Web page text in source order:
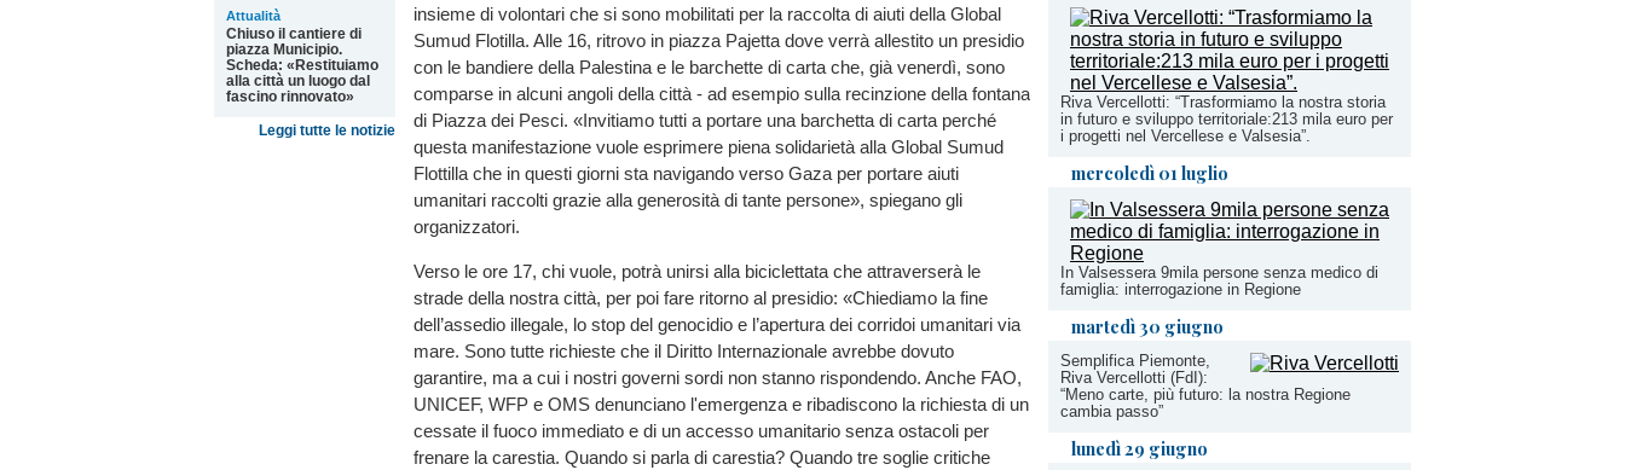
Riva Vercellotti: “Trasformiamo la nostra storia
in futuro e sviluppo territoriale:213 mila euro per
i progetti nel Vercellese e Valsesia”.
mercoledì 01 luglio
In Valsessera 9mila persone senza medico di
famiglia: interrogazione in Regione
martedì 30 giugno
Semplifica Piemonte,
Riva Vercellotti (FdI):
“Meno carte, più futuro: la nostra Regione
cambia passo”
lunedì 29 giugno
Attualità
Chiuso il cantiere di
piazza Municipio.
Scheda: «Restituiamo
alla città un luogo dal
fascino rinnovato»
Leggi tutte le notizie
insieme di volontari che si sono mobilitati per la raccolta di aiuti della Global
Sumud Flotilla. Alle 16, ritrovo in piazza Pajetta dove verrà allestito un presidio
con le bandiere della Palestina e le barchette di carta che, già venerdì, sono
comparse in alcuni angoli della città - ad esempio sulla recinzione della fontana
di Piazza dei Pesci. «Invitiamo tutti a portare una barchetta di carta perché
questa manifestazione vuole esprimere piena solidarietà alla Global Sumud
Flottilla che in questi giorni sta navigando verso Gaza per portare aiuti
umanitari raccolti grazie alla generosità di tante persone», spiegano gli
organizzatori.
Verso le ore 17, chi vuole, potrà unirsi alla biciclettata che attraverserà le
strade della nostra città, per poi fare ritorno al presidio: «Chiediamo la fine
dell’assedio illegale, lo stop del genocidio e l’apertura dei corridoi umanitari via
mare. Sono tutte richieste che il Diritto Internazionale avrebbe dovuto
garantire, ma a cui i nostri governi sordi non stanno rispondendo. Anche FAO,
UNICEF, WFP e OMS denunciano l'emergenza e ribadiscono la richiesta di un
cessate il fuoco immediato e di un accesso umanitario senza ostacoli per
frenare la carestia. Quando si parla di carestia? Quando tre soglie critiche